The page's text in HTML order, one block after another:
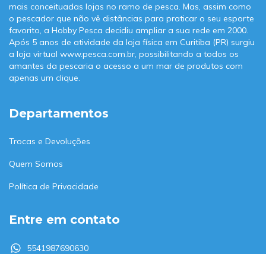
mais conceituadas lojas no ramo de pesca. Mas, assim como
o pescador que não vê distâncias para praticar o seu esporte
favorito, a Hobby Pesca decidiu ampliar a sua rede em 2000.
Após 5 anos de atividade da loja física em Curitiba (PR) surgiu
a loja virtual www.pesca.com.br, possibilitando a todos os
amantes da pescaria o acesso a um mar de produtos com
apenas um clique.
Departamentos
Trocas e Devoluções
Quem Somos
Política de Privacidade
Entre em contato
5541987690630